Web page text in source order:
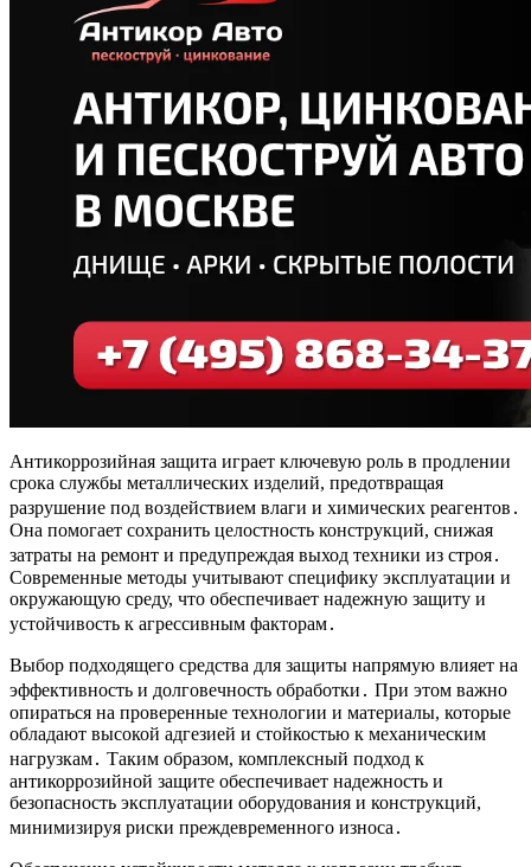
Антикоррозийная защита играет ключевую роль в продлении
срока службы металлических изделий, предотвращая
разрушение под воздействием влаги и химических реагентов․
Она помогает сохранить целостность конструкций, снижая
затраты на ремонт и предупреждая выход техники из строя․
Современные методы учитывают специфику эксплуатации и
окружающую среду, что обеспечивает надежную защиту и
устойчивость к агрессивным факторам․
Выбор подходящего средства для защиты напрямую влияет на
эффективность и долговечность обработки․ При этом важно
опираться на проверенные технологии и материалы, которые
обладают высокой адгезией и стойкостью к механическим
нагрузкам․ Таким образом, комплексный подход к
антикоррозийной защите обеспечивает надежность и
безопасность эксплуатации оборудования и конструкций,
минимизируя риски преждевременного износа․